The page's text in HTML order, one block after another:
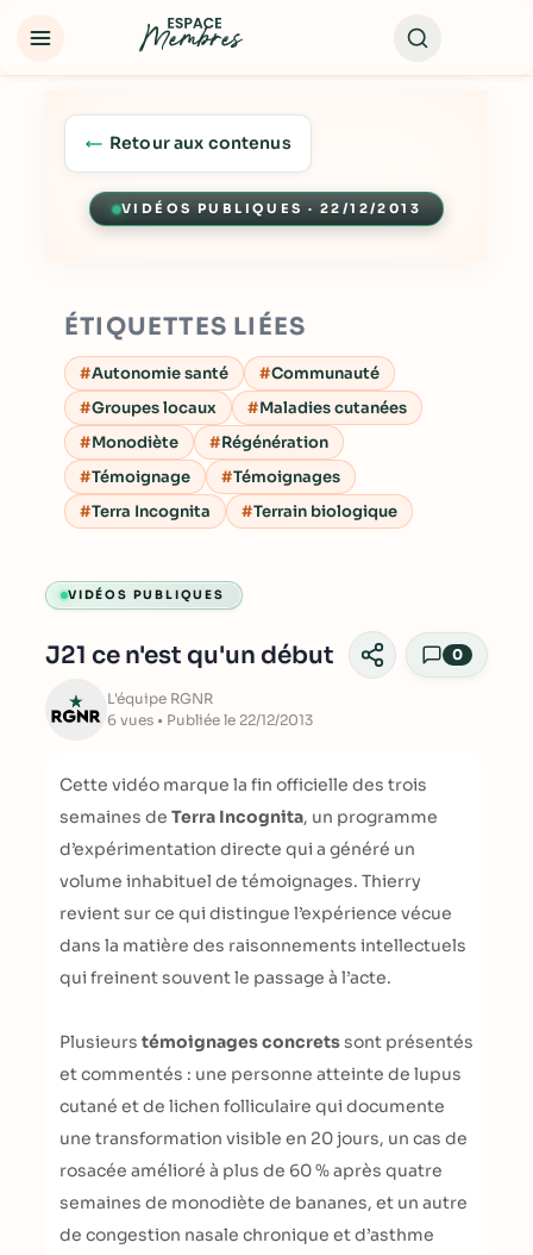
Retour aux contenus
VIDÉOS PUBLIQUES · 22/12/2013
Lecture
VIDÉOS PUBLIQUES
J21 ce n'est qu'un début 0
L'équipe RGNR
6 vues • Publiée le 22/12/2013
Cette vidéo marque la fin officielle des trois
semaines de Terra Incognita, un programme
d’expérimentation directe qui a généré un
volume inhabituel de témoignages. Thierry
revient sur ce qui distingue l’expérience vécue
dans la matière des raisonnements intellectuels
qui freinent souvent le passage à l’acte.
Plusieurs témoignages concretssont présentés
et commentés : une personne atteinte de lupus
cutané et de lichen folliculaire qui documente
une transformation visible en 20 jours, un cas de
rosacée amélioré à plus de 60 % après quatre
semaines de monodiète de bananes, et un autre
de congestion nasale chronique et d’asthme
ÉTIQUETTES LIÉES
Autonomie santé
Communauté
Groupes locaux
Maladies cutanées
Monodiète
Régénération
Témoignage
Témoignages
Terra Incognita
Terrain biologique